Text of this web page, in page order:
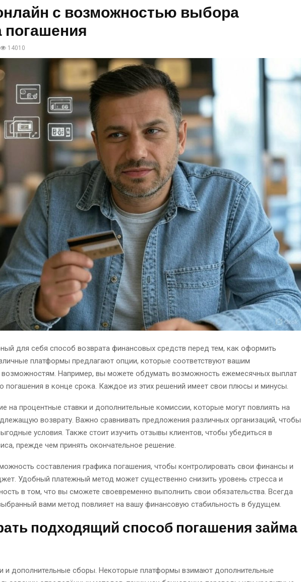
с возможностью выбора
погашения
14010
для себя способ возврата финансовых средств перед тем, как оформить
платформы предлагают опции, которые соответствуют вашим
возможностям. Например, вы можете обдумать возможность ежемесячных выплат
погашения в конце срока. Каждое из этих решений имеет свои плюсы и минусы.
на процентные ставки и дополнительные комиссии, которые могут повлиять на
возврату. Важно сравнивать предложения различных организаций, чтобы
условия. Также стоит изучить отзывы клиентов, чтобы убедиться в
прежде чем принять окончательное решение.
составления графика погашения, чтобы контролировать свои финансы и
Удобный платежный метод может существенно снизить уровень стресса и
в том, что вы сможете своевременно выполнить свои обязательства. Всегда
вами метод повлияет на вашу финансовую стабильность в будущем.
подходящий способ погашения займа
и дополнительные сборы. Некоторые платформы взимают дополнительные